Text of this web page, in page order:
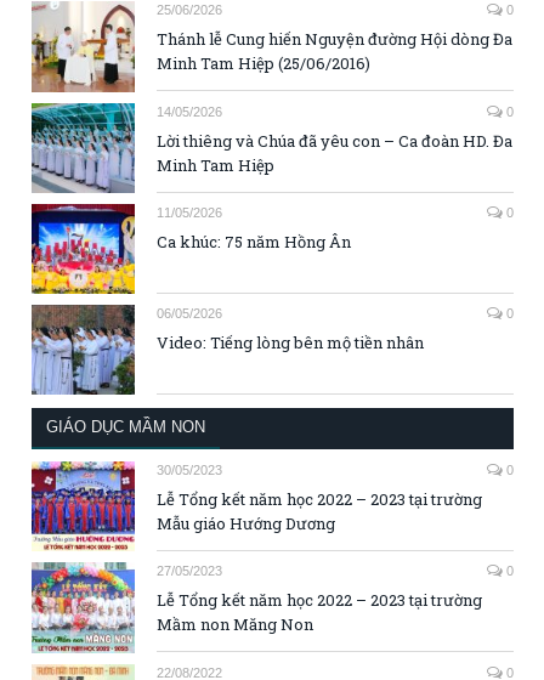
25/06/2026 0
Thánh lễ Cung hiến Nguyện đường Hội dòng Đa
Minh Tam Hiệp (25/06/2016)
14/05/2026 0
Lời thiêng và Chúa đã yêu con – Ca đoàn HD. Đa
Minh Tam Hiệp
11/05/2026 0
Ca khúc: 75 năm Hồng Ân
06/05/2026 0
Video: Tiếng lòng bên mộ tiền nhân
GIÁO DỤC MẦM NON
30/05/2023 0
Lễ Tổng kết năm học 2022 – 2023 tại trường
Mẫu giáo Hướng Dương
27/05/2023 0
Lễ Tổng kết năm học 2022 – 2023 tại trường
Mầm non Măng Non
22/08/2022 0